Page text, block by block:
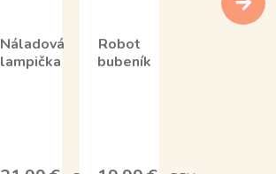
Náladová
lampička
Robot
bubeník